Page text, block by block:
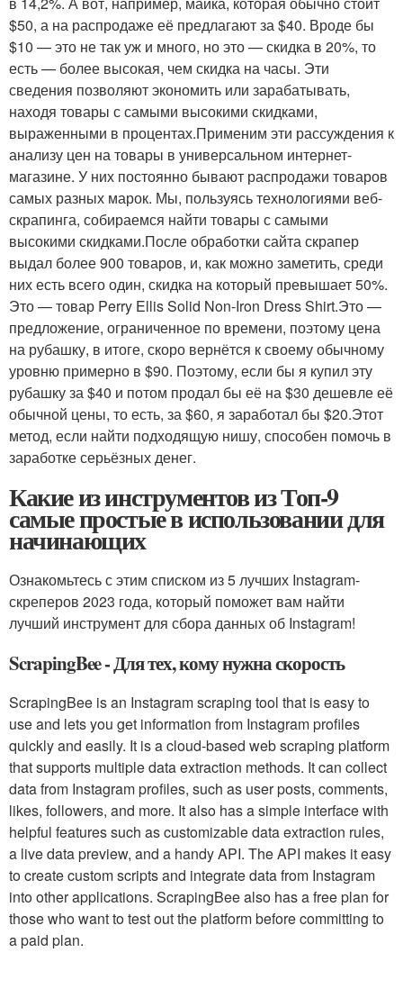
$50, а на распродаже её предлагают за $40. Вроде бы
$10 — это не так уж и много, но это — скидка в 20%, то
есть — более высокая, чем скидка на часы. Эти
сведения позволяют экономить или зарабатывать,
находя товары с самыми высокими скидками,
выраженными в процентах.Применим эти рассуждения к
анализу цен на товары в универсальном интернет-
магазине. У них постоянно бывают распродажи товаров
самых разных марок. Мы, пользуясь технологиями веб-
скрапинга, собираемся найти товары с самыми
высокими скидками.После обработки сайта скрапер
выдал более 900 товаров, и, как можно заметить, среди
них есть всего один, скидка на который превышает 50%.
Это — товар Perry Ellis Solid Non-Iron Dress Shirt.Это —
предложение, ограниченное по времени, поэтому цена
на рубашку, в итоге, скоро вернётся к своему обычному
уровню примерно в $90. Поэтому, если бы я купил эту
рубашку за $40 и потом продал бы её на $30 дешевле её
обычной цены, то есть, за $60, я заработал бы $20.Этот
метод, если найти подходящую нишу, способен помочь в
заработке серьёзных денег.
Какие из инструментов из Топ-9
самые простые в использовании для
начинающих
Ознакомьтесь с этим списком из 5 лучших Instagram-
скреперов 2023 года, который поможет вам найти
лучший инструмент для сбора данных об Instagram!
ScrapingBee - Для тех, кому нужна скорость
ScrapingBee is an Instagram scraping tool that is easy to
use and lets you get information from Instagram profiles
quickly and easily. It is a cloud-based web scraping platform
that supports multiple data extraction methods. It can collect
data from Instagram profiles, such as user posts, comments,
likes, followers, and more. It also has a simple interface with
helpful features such as customizable data extraction rules,
a live data preview, and a handy API. The API makes it easy
to create custom scripts and integrate data from Instagram
into other applications. ScrapingBee also has a free plan for
those who want to test out the platform before committing to
a paid plan.